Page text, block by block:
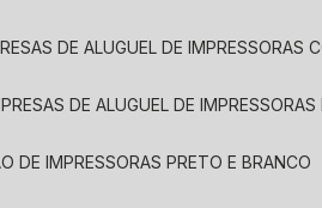
DE ALUGUEL DE IMPRESSORAS
DE ALUGUEL DE IMPRESSORAS
DE IMPRESSORAS PRETO E BRANCO